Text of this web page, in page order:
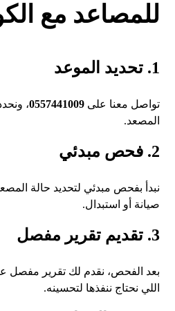
للمصاعد مع
1. تحديد الموعد
تواصل معنا على0557441009،
المصعد.
2. فحص مبدئي
نبدأ بفحص مبدئي لتحديد حالة
صيانة أو استبدال.
3. تقديم تقرير مفصل
بعد الفحص، نقدم لك تقرير مفصل
اللي نحتاج ننفذها لتحسينه.